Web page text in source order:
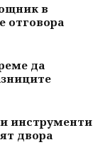
в
отговора
да
инструменти
двора